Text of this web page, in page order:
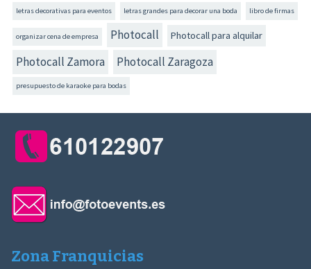
letras decorativas para eventos letras grandes para decorar una boda libro de firmas
organizar cena de empresa Photocall Photocall para alquilar
Photocall Zamora Photocall Zaragoza
presupuesto de karaoke para bodas
Zona Franquicias